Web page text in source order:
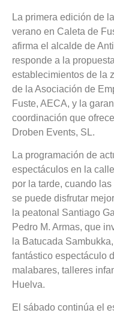
La primera edición de
verano en Caleta de
afirma el alcalde de
responde a la
establecimientos de la
de la Asociación de
Fuste, AECA, y la
coordinación que
Droben Events, SL.
La programación de
espectáculos en la
por la tarde, cuando
se puede disfrutar
la peatonal Santiago
Pedro M. Armas, que
la Batucada
fantástico espectáculo
malabares, talleres
Huelva.
El sábado continúa el